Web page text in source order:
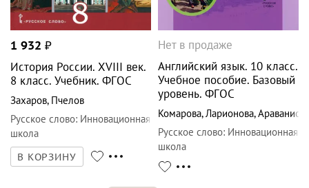
1 932 ₽
История России. XVIII век.
8 класс. Учебник. ФГОС
Захаров, Пчелов
Русское слово: Инновационная
школа
В КОРЗИНУ
Нет в продаже
Английский язык. 10 класс.
Учебное пособие. Базовый
уровень. ФГОС
Комарова,Ларионова,Араванис
Русское слово: Инновационная
школа